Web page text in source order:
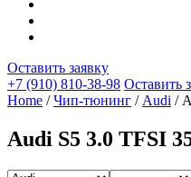
Оставить заявку
+7 (910) 810-38-98 Оставить
Home /Чип-тюнинг / Audi /
Audi S5 3.0 TFSI